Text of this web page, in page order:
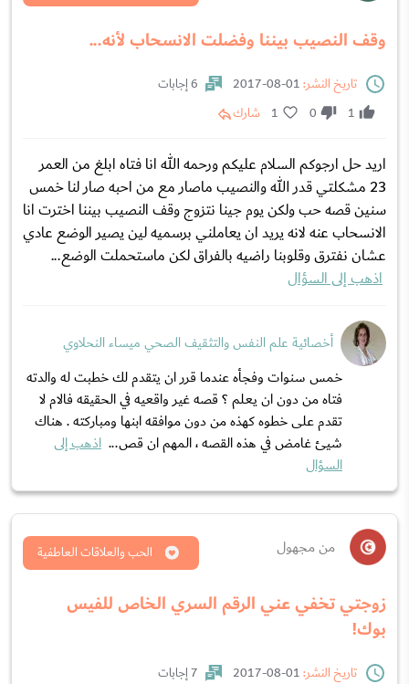
وقف النصيب بيننا وفضلت الانسحاب لأنه...
تاريخ النشر:
6 إجابات
1
0
1 شارك
اريد حل ارجوكم السلام عليكم ورحمه الله انا فتاه ابلغ من العمر
23 مشكلتي قدر الله والنصيب ماصار مع من احبه صار لنا خمس
سنين قصه حب ولكن يوم جينا نتزوج وقف النصيب بيننا اخترت انا
الانسحاب عنه لانه يريد ان يعاملني برسميه لين يصير الوضع عادي
عشان نفترق وقلوبنا راضيه بالفراق لكن ماستحملت الوضع...
اذهب إلى السؤال
أخصائية علم النفس والتثقيف الصحي ميساء النحلاوي
خمس سنوات وفجأه عندما قرر ان يتقدم لك خطبت له والدته
فتاه من دون ان يعلم ؟ قصه غير واقعيه في الحقيقه فالام لا
تقدم على خطوه كهذه من دون موافقه ابنها ومباركته . هناك
شيئ غامض في هذه القصه ، المهم ان قص... اذهب إلى
السؤال
من مجهول
زوجتي تخفي عني الرقم السري الخاص للفيس
بوك!
الحب والعلاقات العاطفية
تاريخ النشر:
7 إجابات